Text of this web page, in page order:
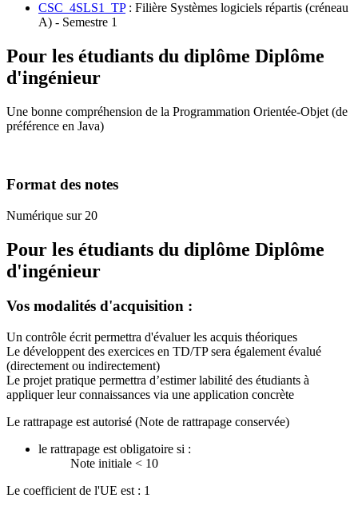
CSC_4SLS1_TP: Filière Systèmes logiciels répartis (créneau
A) - Semestre 1
Pour les étudiants du diplôme Diplôme
d'ingénieur
Une bonne compréhension de la Programmation Orientée-Objet (de
préférence en Java)
Format des notes
Numérique sur 20
Pour les étudiants du diplôme Diplôme
d'ingénieur
Vos modalités d'acquisition :
Un contrôle écrit permettra d'évaluer les acquis théoriques
Le développent des exercices en TD/TP sera également évalué
(directement ou indirectement)
Le projet pratique permettra d’estimer labilité des étudiants à
appliquer leur connaissances via une application concrète
Le rattrapage est autorisé (Note de rattrapage conservée)
le rattrapage est obligatoire si :
Note initiale < 10
Le coefficient de l'UE est : 1